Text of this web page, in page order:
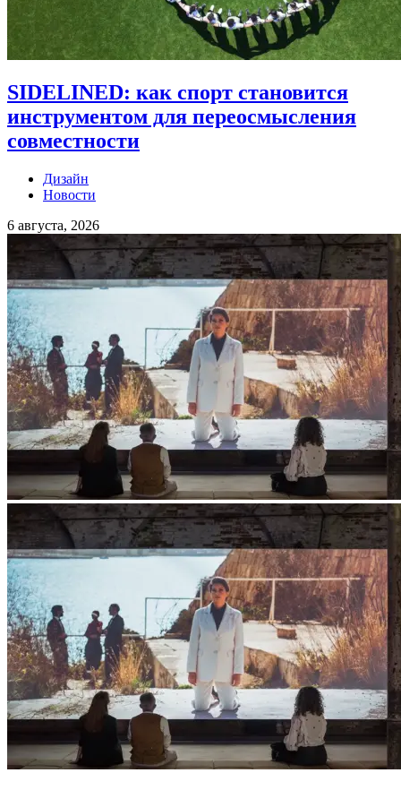
SIDELINED: как спорт становится
инструментом для переосмысления
совместности
Дизайн
Новости
6 августа, 2026